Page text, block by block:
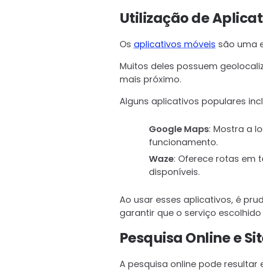
Utilização de
Os aplicativos móveis são uma
Muitos deles possuem
mais próximo.
Alguns aplicativos populares
Google Maps: Mostra a
funcionamento.
Waze: Oferece rotas em
disponíveis.
Ao usar esses aplicativos, é
garantir que o serviço
Pesquisa Online e
A pesquisa online pode resultar